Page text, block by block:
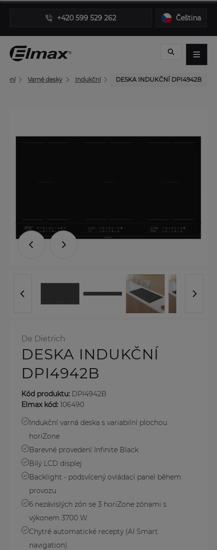
+420 599 529 262 Čeština
Varné desky Indukční DESKA INDUKČNÍ DPI4942B
De Dietrich
DESKA INDUKČNÍ
DPI4942B
Kód produktu: DPI4942B
Elmax kód: 106490
Indukční varná deska s variabilní plochou
horiZone
Barevné provedení Infinite Black
Bílý LCD displej
Backlight - podsvícený ovládací panel během
provozu
6 nezávislých zón se 3 horiZone zónami s
výkonem 3700 W
Chytré automatické recepty (AI Smart
navigation)